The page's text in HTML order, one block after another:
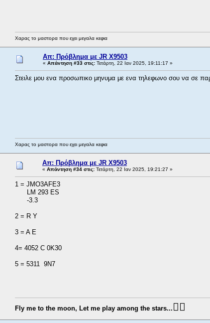
Χαρας το μαστορα που εχει μεγαλα κεφια
Απ: Πρόβλημα με JR X9503
« Απάντηση #33 στις: Τετάρτη, 22 Ιαν 2025, 19:11:17 »
Στειλε μου ενα προσωπικο μηνυμα με ενα τηλεφωνο σου να σε
Χαρας το μαστορα που εχει μεγαλα κεφια
Απ: Πρόβλημα με JR X9503
« Απάντηση #34 στις: Τετάρτη, 22 Ιαν 2025, 19:21:27 »
1 = JMO3AFE3
LM 293 ES
-3.3
2 = R Y
3 = A E
4= 4052 C 0K30
5 = 5311 9N7
Fly me to the moon, Let me play among the stars... 👨‍✈️